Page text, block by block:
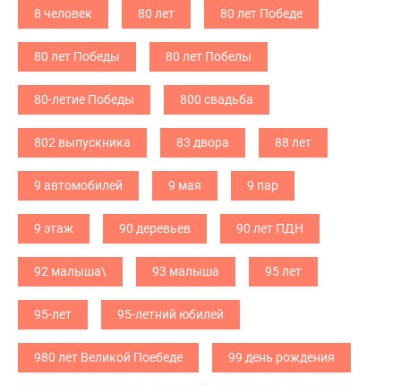
8 человек 80 лет 80 лет Победе
80 лет Победы 80 лет Побелы
80-летие Победы 800 свадьба
802 выпускника 83 двора 88 лет
9 автомобилей 9 мая 9 пар
9 этаж 90 деревьев 90 лет ПДН
92 малыша\ 93 малыша 95 лет
95-лет 95-летний юбилей
980 лет Великой Поебеде 99 день рождения